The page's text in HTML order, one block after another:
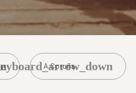
A Coruña